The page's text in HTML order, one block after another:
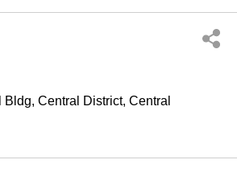
Central District, Central